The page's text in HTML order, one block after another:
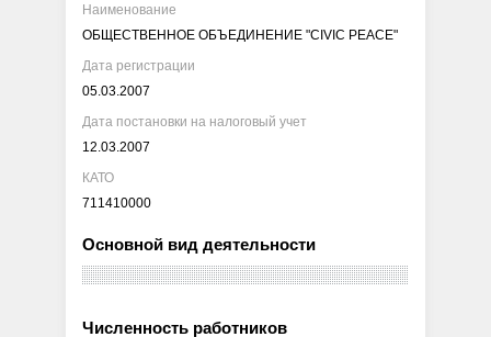
Наименование
ОБЩЕСТВЕННОЕ ОБЪЕДИНЕНИЕ "CIVIC PEACE"
Дата регистрации
05.03.2007
Дата постановки на налоговый учет
12.03.2007
КАТО
711410000
Основной вид деятельности
Численность работников